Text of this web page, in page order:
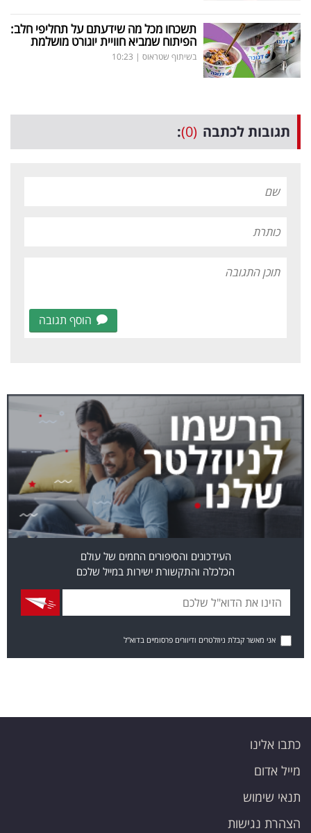
תשכחו מכל מה שידעתם על תחליפי חלב:
הפיתוח שמביא חוויית יוגורט מושלמת
בשיתוף שטראוס |
10:23
תגובות לכתבה (0)
:
הוסף תגובה
העידכונים והסיפורים החמים של עולם
הכלכלה והתקשורת ישירות במייל שלכם
אני מאשר קבלת ניוזלטרים ודיוורים פרסומיים בדוא"ל
כתבו אלינו
מייל אדום
תנאי שימוש
הצהרת נגישות